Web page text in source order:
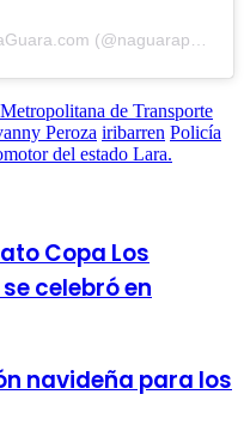
Una publicación compartida por NaGuara.com (@naguarapuntocom)
de Transporte
Peroza iribarren Policía
del estado Lara.
Copa Los
celebró en
navideña para los